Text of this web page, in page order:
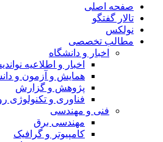
صفحه اصلی
تالار گفتگو
نولکس
مطالب تخصصی
اخبار و دانشگاه
اخبار و اطلاعیه نواندیشان
همایش و آزمون و دانشگاه
پژوهش و گزارش
فناوری و تکنولوژی روز
فنی و مهندسی
مهندسی برق
کامپیوتر و گرافیک